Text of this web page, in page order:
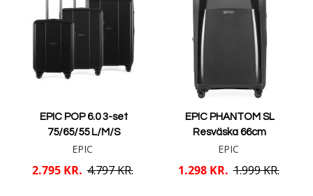
EPIC POP 6.0 3-set
75/65/55 L/M/S
EPIC
2.795 KR. 4.797 KR.
EPIC PHANTOM SL
Resväska 66cm
EPIC
1.298 KR. 1.999 KR.